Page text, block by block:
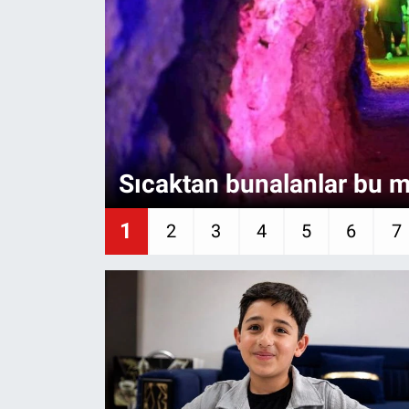
Sıcaktan bunalanlar bu
1 2 3 4 5 6 7
Gündem
Kültür-Sanat
Magazin
Resmi İlanlar